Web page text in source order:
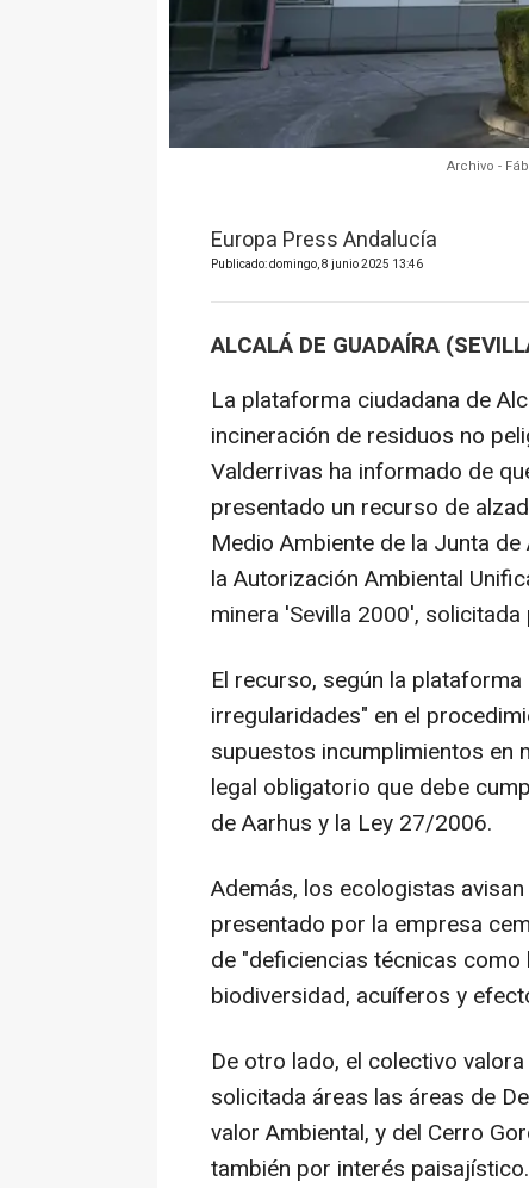
Archivo -
Europa Press Andalucía
Publicado: domingo, 8 junio 2025 13:46
ALCALÁ DE GUADAÍRA
La plataforma ciudadana de
incineración de residuos no
Valderrivas ha informado de
presentado un recurso de
Medio Ambiente de la Junta
la Autorización Ambiental
minera 'Sevilla 2000',
El recurso, según la
irregularidades" en el
supuestos incumplimientos en
legal obligatorio que debe
de Aarhus y la Ley 27/2006.
Además, los ecologistas
presentado por la empresa
de "deficiencias técnicas
biodiversidad, acuíferos y
De otro lado, el colectivo
solicitada áreas las áreas de
valor Ambiental, y del Cerro
también por interés paisajístico.